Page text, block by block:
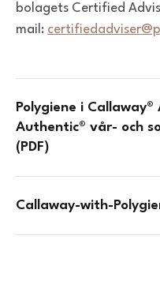
bolagets Certified
mail:
Polygiene i
Authentic® vår- och
(PDF)
Callaway-with-